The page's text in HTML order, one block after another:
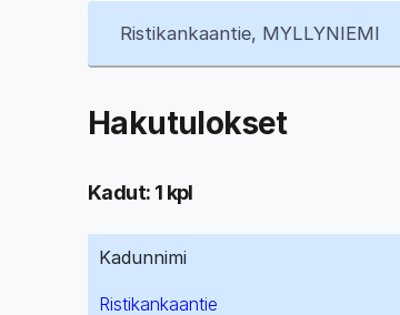
Hakutulokset
Kadut: 1 kpl
Kadunnimi
Ristikankaantie